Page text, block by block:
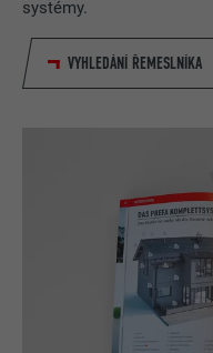
systémy.
VYHLEDÁNÍ ŘEMESLNÍKA